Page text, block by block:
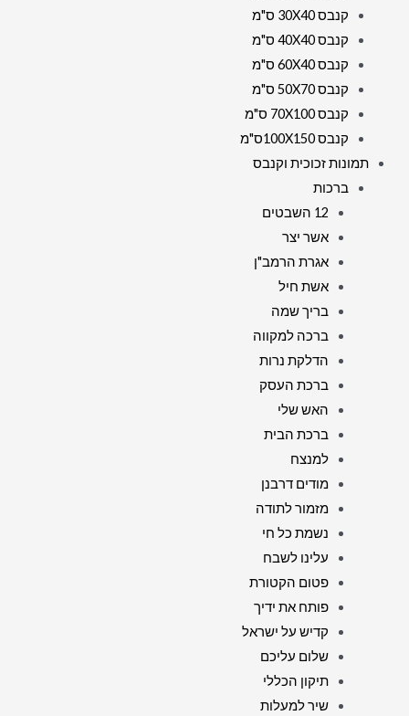
קנבס 30X40 ס"מ
קנבס 40X40 ס"מ
קנבס 60X40 ס"מ
קנבס 50X70 ס"מ
קנבס 70X100 ס"מ
קנבס 100X150ס"מ
תמונות זכוכית וקנבס
ברכות
12 השבטים
אשר יצר
אגרת הרמב"ן
אשת חיל
בריך שמה
ברכה למקווה
הדלקת נרות
ברכת העסק
האש שלי
ברכת הבית
למנצח
מודים דרבנן
מזמור לתודה
נשמת כל חי
עלינו לשבח
פטום הקטורת
פותח את ידיך
קדיש על ישראל
שלום עליכם
תיקון הכללי
שיר למעלות